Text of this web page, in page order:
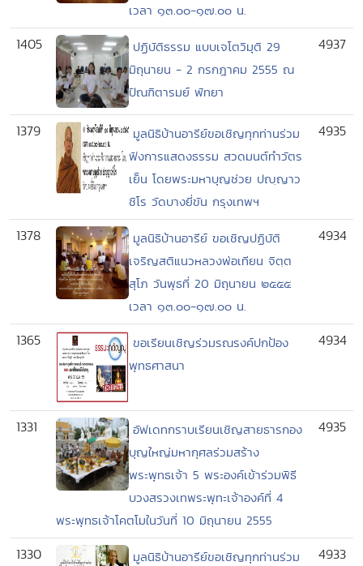
เวลา ๑๓.๐๐-๑๗.๐๐ น.
1405
ปฏิบัติธรรม แบบเจโตวิมุติ 29
มิถุนายน - 2 กรกฎาคม 2555 ณ
ปัณฑิตารมย์ พัทยา
4937
1379
มูลนิธิบ้านอารีย์ขอเชิญทุกท่านร่วม
ฟังการแสดงธรรม สวดมนต์ทำวัตร
เย็น โดยพระมหาบุญช่วย ปญฺญาว
ชิโร วัดบางยี่ขัน กรุงเทพฯ
4935
1378
มูลนิธิบ้านอารีย์ ขอเชิญปฏิบัติ
เจริญสติแนวหลวงพ่อเทียน จิตฺต
สุโภ วันพุธที่ 20 มิถุนายน ๒๕๕๕
เวลา ๑๓.๐๐-๑๗.๐๐ น.
4934
1365
ขอเรียนเชิญร่วมรณรงค์ปกป้อง
พุทธศาสนา
4934
1331
อัฟเดทกราบเรียนเชิญสายธารกอง
บุญใหญ่มหากุศลร่วมสร้าง
พระพุทธเจ้า 5 พระองค์เข้าร่วมพิธี
บวงสรวงเทพระพุทะเจ้าองค์ที่ 4
พระพุทธเจ้าโคตโมในวันที่ 10 มิถุนายน 2555
4935
1330
มูลนิธิบ้านอารีย์ขอเชิญทุกท่านร่วม
4933